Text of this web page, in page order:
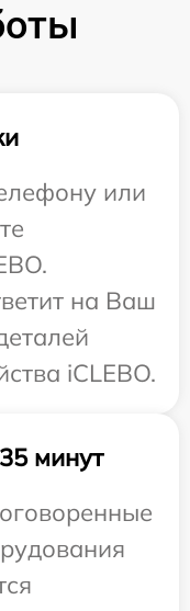
или
на Ваш
iCLEBO.
минут